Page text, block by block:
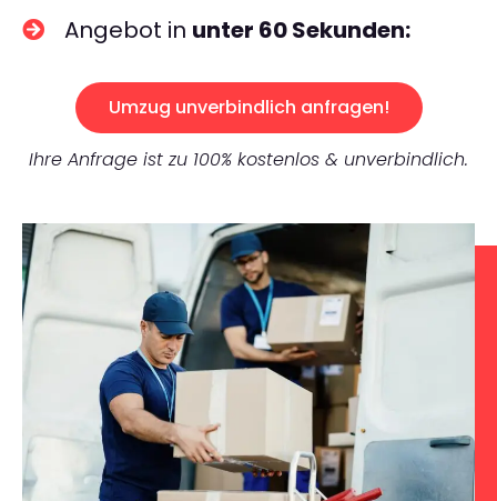
Angebot in unter 60 Sekunden:
Umzug unverbindlich anfragen!
Ihre Anfrage ist zu 100% kostenlos & unverbindlich.